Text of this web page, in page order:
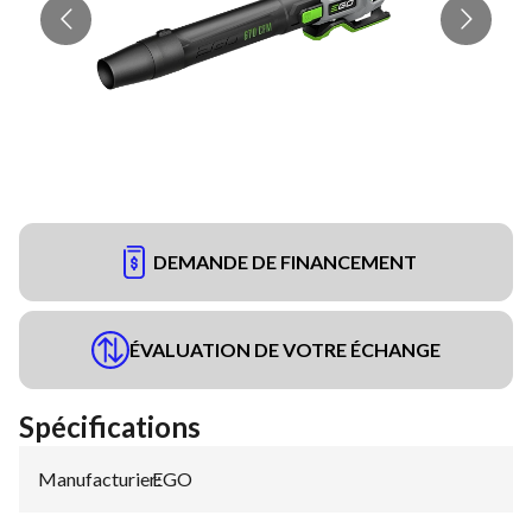
DEMANDE DE FINANCEMENT
ÉVALUATION DE VOTRE ÉCHANGE
Spécifications
Manufacturier:
EGO